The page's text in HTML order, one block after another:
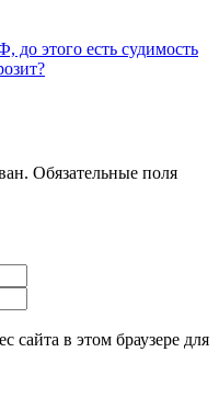
этого есть судимость
Обязательные поля
сайта в этом браузере для